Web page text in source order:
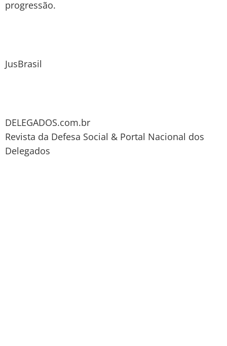
progressão.
JusBrasil
DELEGADOS.com.br
Revista da Defesa Social & Portal Nacional dos
Delegados